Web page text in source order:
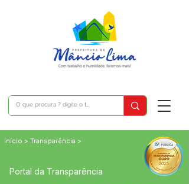
Portal da Transparência
Início > Transparência >